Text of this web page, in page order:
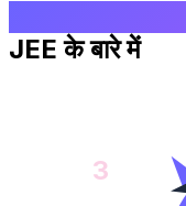
JEE के बारे में
3